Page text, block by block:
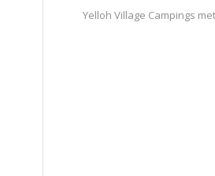
Yelloh Village Campings